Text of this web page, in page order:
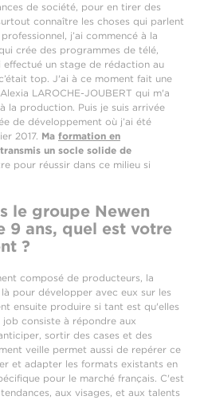
de société, pour en tirer des
connaître les choses qui parlent
j’ai commencé à la
crée des programmes de télé,
effectué un stage de rédaction au
top. J'ai à ce moment fait une
LAROCHE-JOUBERT qui m'a
la production. Puis je suis arrivée
de développement où j’ai été
2017. Ma formation en
un socle solide de
pour réussir dans ce milieu si
le groupe Newen
9 ans, quel est votre
?
composé de producteurs, la
pour développer avec eux sur les
ensuite produire si tant est qu'elles
consiste à répondre aux
sortir des cases et des
veille permet aussi de repérer ce
et adapter les formats existants en
pour le marché français. C'est
aux visages, et aux talents